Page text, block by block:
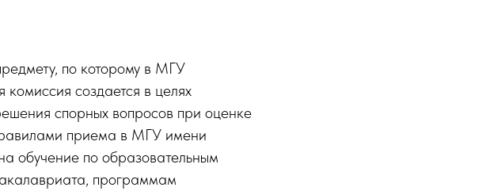
по которому в МГУ
комиссия создается в целях
спорных вопросов при оценке
приема в МГУ имени
обучение по образовательным
программам